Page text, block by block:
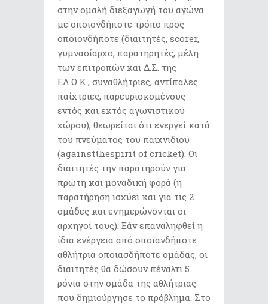
στην ομαλή διεξαγωγή του αγώνα
με οποιονδήποτε τρόπο προς
οποιονδήποτε (διαιτητές, scorer,
γυμνασίαρχο, παρατηρητές, μέλη
των επιτροπών και Δ.Σ. της
ΕΛ.Ο.Κ., συναθλήτριες, αντίπαλες
παίχτριες, παρευρισκομένους
εντός και εκτός αγωνιστικού
χώρου), θεωρείται ότι ενεργεί κατά
του πνεύματος του παιχνιδιού
(againstthespirit of cricket). Οι
διαιτητές την παρατηρούν για
πρώτη και μοναδική φορά (η
παρατήρηση ισχύει και για τις 2
ομάδες και ενημερώνονται οι
αρχηγοί τους). Εάν επαναληφθεί η
ίδια ενέργεια από οποιανδήποτε
αθλήτρια οποιασδήποτε ομάδας, οι
διαιτητές θα δώσουν πέναλτι 5
ρόνια στην ομάδα της αθλήτριας
που δημιούργησε το πρόβλημα. Στο